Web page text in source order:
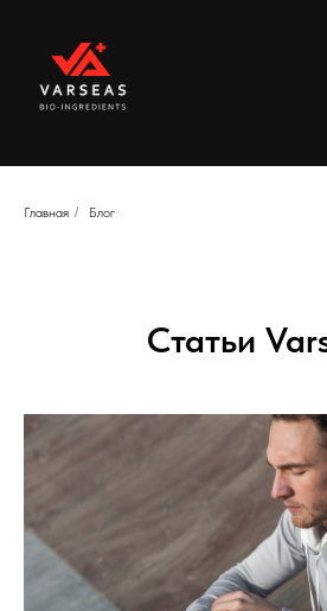
Главная / Блог
Статьи